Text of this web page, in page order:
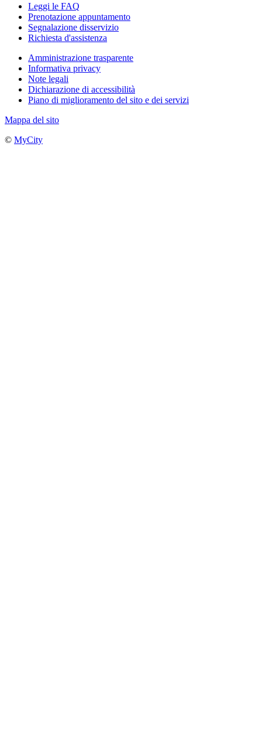
Leggi le FAQ
Prenotazione appuntamento
Segnalazione disservizio
Richiesta d'assistenza
Amministrazione trasparente
Informativa privacy
Note legali
Dichiarazione di accessibilità
Piano di miglioramento del sito e dei servizi
Mappa del sito
© MyCity